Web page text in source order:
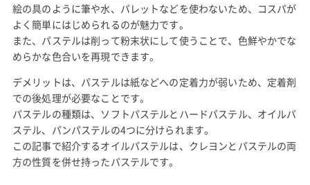
絵の具のように筆や水、パレットなどを使わないため、コスパが
よく簡単にはじめられるのが魅力です。
また、パステルは削って粉末状にして使うことで、色鮮やかでな
めらかな色合いを再現できます。
デメリットは、パステルは紙などへの定着力が弱いため、定着剤
での後処理が必要なことです。
パステルの種類は、ソフトパステルとハードパステル、オイルパ
ステル、パンパステルの4つに分けられます。
この記事で紹介するオイルパステルは、クレヨンとパステルの両
方の性質を併せ持ったパステルです。